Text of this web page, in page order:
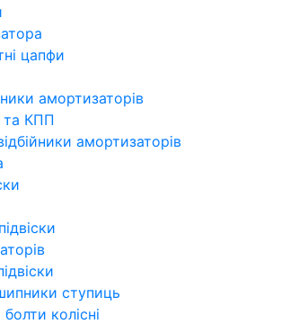
цапфи
амортизаторів
та КПП
амортизаторів
ступиць
колісні